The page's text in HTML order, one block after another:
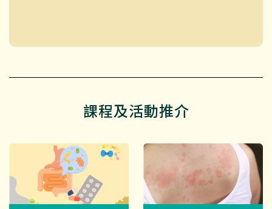
課程及活動推介